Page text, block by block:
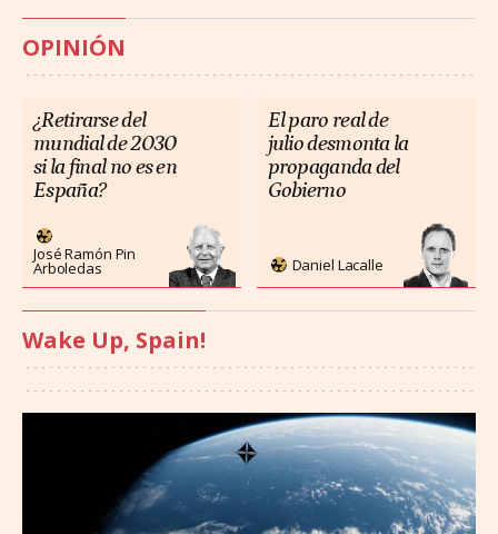
OPINIÓN
¿Retirarse del
mundial de 2030
si la final no es en
España?
José Ramón Pin
Arboledas
El paro real de
julio desmonta la
propaganda del
Gobierno
Daniel Lacalle
Wake Up, Spain!